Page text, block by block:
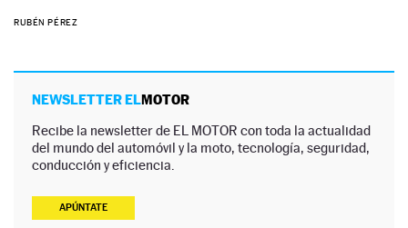
RUBÉN PÉREZ
NEWSLETTER ELMOTOR
Recibe la newsletter de EL MOTOR con toda la actualidad
del mundo del automóvil y la moto, tecnología, seguridad,
conducción y eficiencia.
APÚNTATE